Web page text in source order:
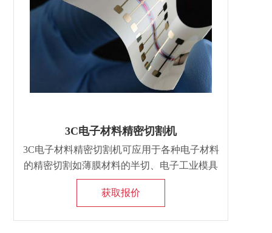
3C电子材料精密切割机
3C电子材料精密切割机可应用于各种电子材料
的精密切割如薄膜材料的半切、电子工业模具
切割、柔性电路板切割、计算机键盘水切割、
其他非金属材料高精度切割和开口。
获取报价